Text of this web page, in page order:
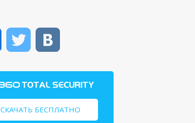
FacebookTwitter
СКАЧАТЬ БЕСПЛАТНО